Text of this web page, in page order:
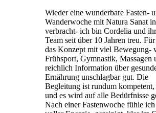
Wieder eine wunderbare Fasten-
Wanderwoche mit Natura Sanat
verbracht- ich bin Cordelia und
Team seit über 10 Jahren treu.
das Konzept mit viel Bewegung-
Frühsport, Gymnastik, Massagen
reichlich Information über
Ernährung unschlagbar gut. Die
Begleitung ist rundum
und es wird auf alle Bedürfnisse
Nach einer Fastenwoche fühle